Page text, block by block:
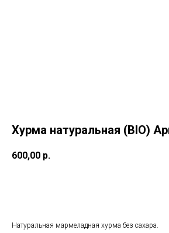
Хурма натуральная (BIO)
600,00 р.
Натуральная мармеладная хурма без сахара.